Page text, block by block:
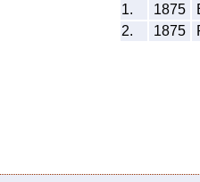
1.
1875
2.
1875